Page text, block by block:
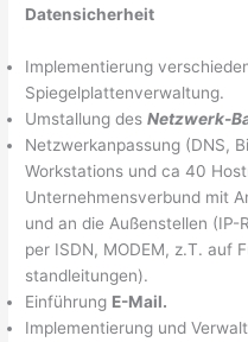
Datensicherheit
Implementierung
Spiegelplattenverwaltung.
Umstallung desNetzwerk-
Netzwerkanpassung (DNS,
Workstations und ca 40
Unternehmensverbund mit
und an die Außenstellen (IP-
per ISDN, MODEM, z.T. auf
standleitungen).
Einführung E-Mail.
Implementierung und